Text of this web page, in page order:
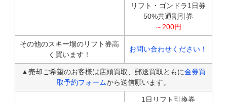
リフト・ゴンドラ1日券
50%共通割引券
～200円
その他のスキー場のリフト券高
く買います！
お問い合わせください！
▲売却ご希望のお客様は店頭買取、郵送買取ともに金券買
取予約フォームから送信願います。
1日リフト引換券